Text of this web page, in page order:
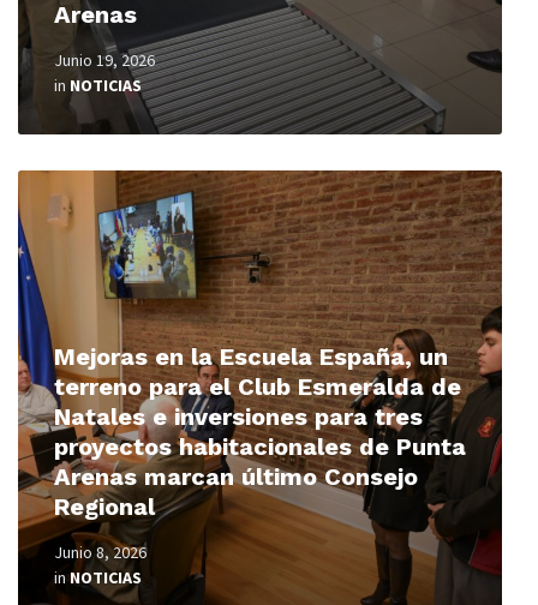
Arenas
Junio 19, 2026
in NOTICIAS
Mejoras en la Escuela España, un
terreno para el Club Esmeralda de
Natales e inversiones para tres
proyectos habitacionales de Punta
Arenas marcan último Consejo
Regional
Junio 8, 2026
inNOTICIAS
Read
More